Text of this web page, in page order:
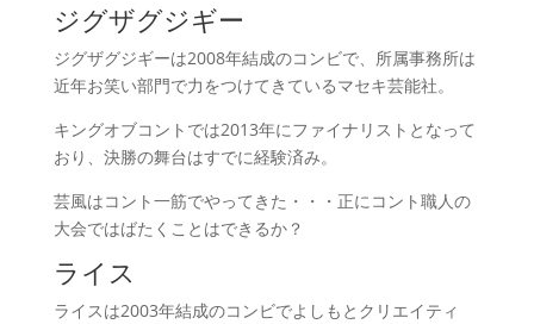
ジグザグジギー
ジグザグジギーは2008年結成のコンビで、所属事務所は
近年お笑い部門で力をつけてきているマセキ芸能社。
キングオブコントでは2013年にファイナリストとなって
おり、決勝の舞台はすでに経験済み。
芸風はコント一筋でやってきた・・・正にコント職人の
大会ではばたくことはできるか？
ライス
ライスは2003年結成のコンビでよしもとクリエイティ